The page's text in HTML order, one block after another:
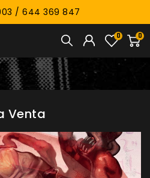
/ 644 369 847
0
0
Venta